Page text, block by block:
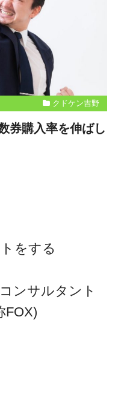
クドケン吉野
券購入率を伸ばし
をする
ンサルタント
FOX)